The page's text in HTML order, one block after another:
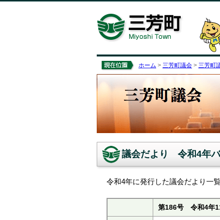
ホーム > 三芳町議会 > 三芳町
議会だより 令和4年
令和4年に発行した議会だより一
第186号 令和4年